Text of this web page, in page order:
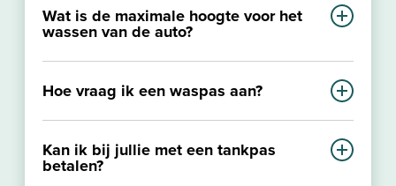
geopend van 08.00 – 18.00 uur en op
Wat is de maximale hoogte voor het
wassen van de auto?
Hoe vraag ik een waspas aan?
Kan ik bij jullie met een tankpas
betalen?